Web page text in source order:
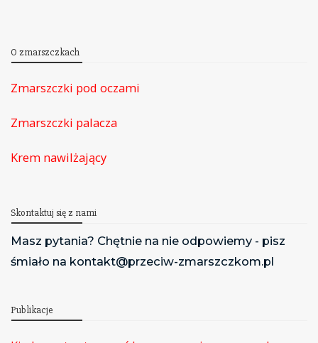
O zmarszczkach
Zmarszczki pod oczami
Zmarszczki palacza
Krem nawilżający
Skontaktuj się z nami
Masz pytania? Chętnie na nie odpowiemy - pisz
śmiało na kontakt@przeciw-zmarszczkom.pl
Publikacje